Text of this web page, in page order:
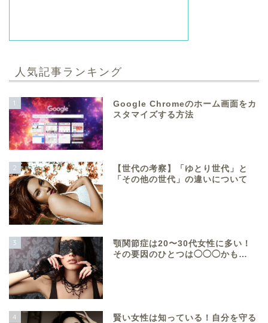
人気記事ランキング
1
Google Chromeのホーム画面をカ
スタマイズする方法
2
【世代の考察】「ゆとり世代」と
「その他の世代」の違いについて
3
顎関節症は20〜30代女性に多い！
その要因のひとつは◯◯◯かも…
4
賢い女性は知っている！自分を守る